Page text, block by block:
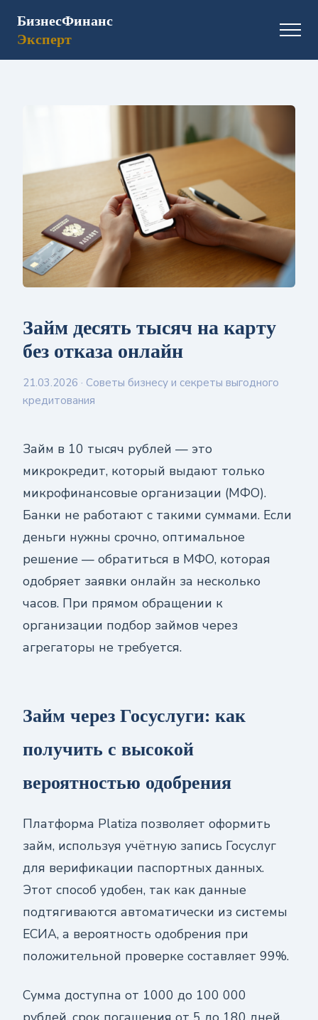
БизнесФинанс
Эксперт
Займ десять тысяч на карту
без отказа онлайн
21.03.2026 · Советы бизнесу и секреты выгодного
кредитования
Займ в 10 тысяч рублей — это
микрокредит, который выдают только
микрофинансовые организации (МФО).
Банки не работают с такими суммами. Если
деньги нужны срочно, оптимальное
решение — обратиться в МФО, которая
одобряет заявки онлайн за несколько
часов. При прямом обращении к
организации подбор займов через
агрегаторы не требуется.
Займ через Госуслуги: как
получить с высокой
вероятностью одобрения
Платформа Platiza позволяет оформить
займ, используя учётную запись Госуслуг
для верификации паспортных данных.
Этот способ удобен, так как данные
подтягиваются автоматически из системы
ЕСИА, а вероятность одобрения при
положительной проверке составляет 99%.
Сумма доступна от 1000 до 100 000